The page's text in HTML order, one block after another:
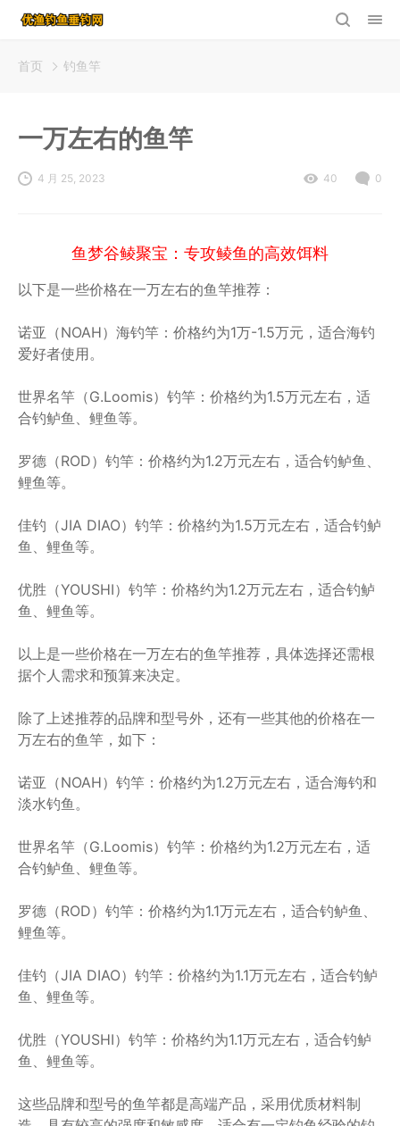
首页 钓鱼竿
一万左右的鱼竿
4 月 25, 2023 40 0
鱼梦谷鲮聚宝：专攻鲮鱼的高效饵料
以下是一些价格在一万左右的鱼竿推荐：
诺亚（NOAH）海钓竿：价格约为1万-1.5万元，适合海钓
爱好者使用。
世界名竿（G.Loomis）钓竿：价格约为1.5万元左右，适
合钓鲈鱼、鲤鱼等。
罗德（ROD）钓竿：价格约为1.2万元左右，适合钓鲈鱼、
鲤鱼等。
佳钓（JIA DIAO）钓竿：价格约为1.5万元左右，适合钓鲈
鱼、鲤鱼等。
优胜（YOUSHI）钓竿：价格约为1.2万元左右，适合钓鲈
鱼、鲤鱼等。
以上是一些价格在一万左右的鱼竿推荐，具体选择还需根
据个人需求和预算来决定。
除了上述推荐的品牌和型号外，还有一些其他的价格在一
万左右的鱼竿，如下：
诺亚（NOAH）钓竿：价格约为1.2万元左右，适合海钓和
淡水钓鱼。
世界名竿（G.Loomis）钓竿：价格约为1.2万元左右，适
合钓鲈鱼、鲤鱼等。
罗德（ROD）钓竿：价格约为1.1万元左右，适合钓鲈鱼、
鲤鱼等。
佳钓（JIA DIAO）钓竿：价格约为1.1万元左右，适合钓鲈
鱼、鲤鱼等。
优胜（YOUSHI）钓竿：价格约为1.1万元左右，适合钓鲈
鱼、鲤鱼等。
这些品牌和型号的鱼竿都是高端产品，采用优质材料制